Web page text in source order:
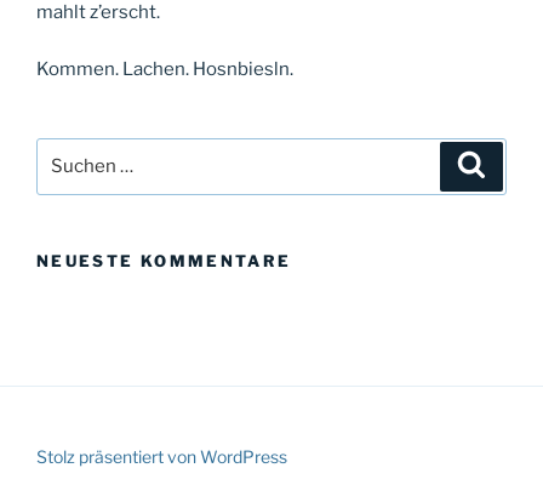
mahlt z’erscht.
Kommen. Lachen. Hosnbiesln.
nach:
NEUESTE KOMMENTARE
Stolz präsentiert von WordPress